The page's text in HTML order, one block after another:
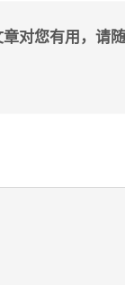
对您有用，请